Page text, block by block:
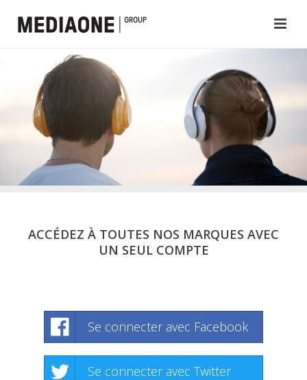
ACCÉDEZ À TOUTES NOS MARQUES AVEC
UN SEUL COMPTE
Se connecter avec Facebook
Se connecter avec Twitter